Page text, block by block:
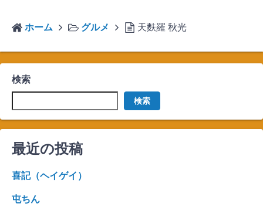
ホーム グルメ 天麩羅 秋光
検索
検索
最近の投稿
喜記（ヘイゲイ）
屯ちん